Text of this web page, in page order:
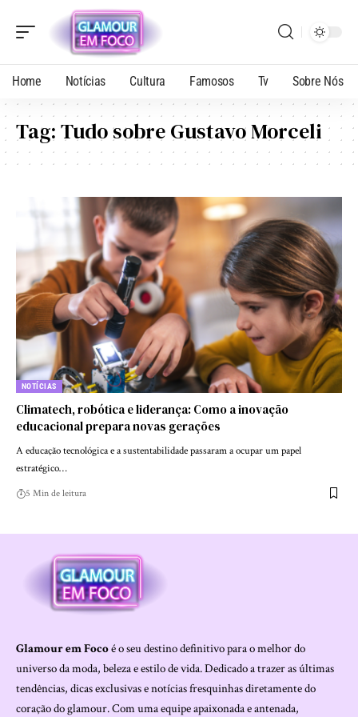
Home Notícias Cultura Famosos Tv Sobre Nós
Tag:Tudo sobre Gustavo Morceli
NOTÍCIAS
Climatech, robótica e liderança: Como a inovação
educacional prepara novas gerações
A educação tecnológica e a sustentabilidade passaram a ocupar um papel
estratégico…
5 Min de leitura
Glamour em Focoé o seu destino definitivo para o melhor do
universo da moda, beleza e estilo de vida. Dedicado a trazer as últimas
tendências, dicas exclusivas e notícias fresquinhas diretamente do
coração do glamour. Com uma equipe apaixonada e antenada,